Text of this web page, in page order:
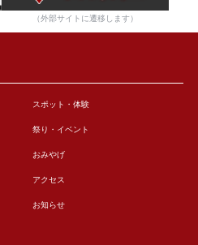
（外部サイトに遷移します）
スポット・体験
祭り・イベント
おみやげ
アクセス
お知らせ